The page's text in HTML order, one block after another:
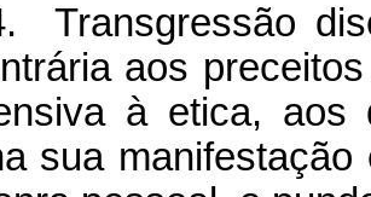
Transgressão
aos
à etica, aos
sua